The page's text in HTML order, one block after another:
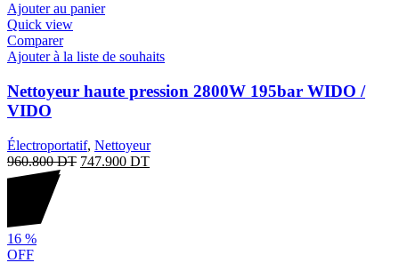
Ajouter au panier
Quick view
Comparer
Ajouter à la liste de souhaits
Nettoyeur haute pression 2800W 195bar WIDO /
VIDO
Électroportatif, Nettoyeur
960.800DT 747.900 DT
16 %
OFF